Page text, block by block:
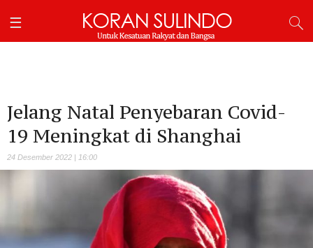
Jelang Natal Penyebaran Covid-
19 Meningkat di Shanghai
24 Desember 2022 | 16:00